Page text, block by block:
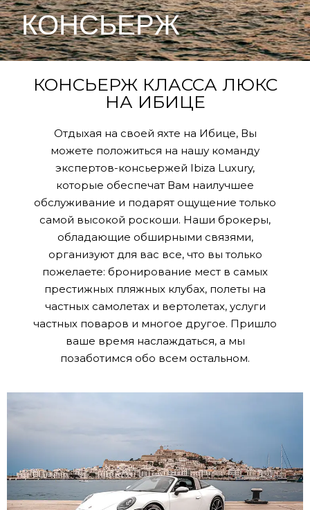
КОНСЬЕРЖ
КОНСЬЕРЖ КЛАССА ЛЮКС
НА ИБИЦЕ
Отдыхая на своей яхте на Ибице, Вы
можете положиться на нашу команду
экспертов-консьержей Ibiza Luxury,
которые обеспечат Вам наилучшее
обслуживание и подарят ощущение только
самой высокой роскоши. Наши брокеры,
обладающие обширными связями,
организуют для вас все, что вы только
пожелаете: бронирование мест в самых
престижных пляжных клубах, полеты на
частных самолетах и вертолетах, услуги
частных поваров и многое другое. Пришло
ваше время наслаждаться, а мы
позаботимся обо всем остальном.